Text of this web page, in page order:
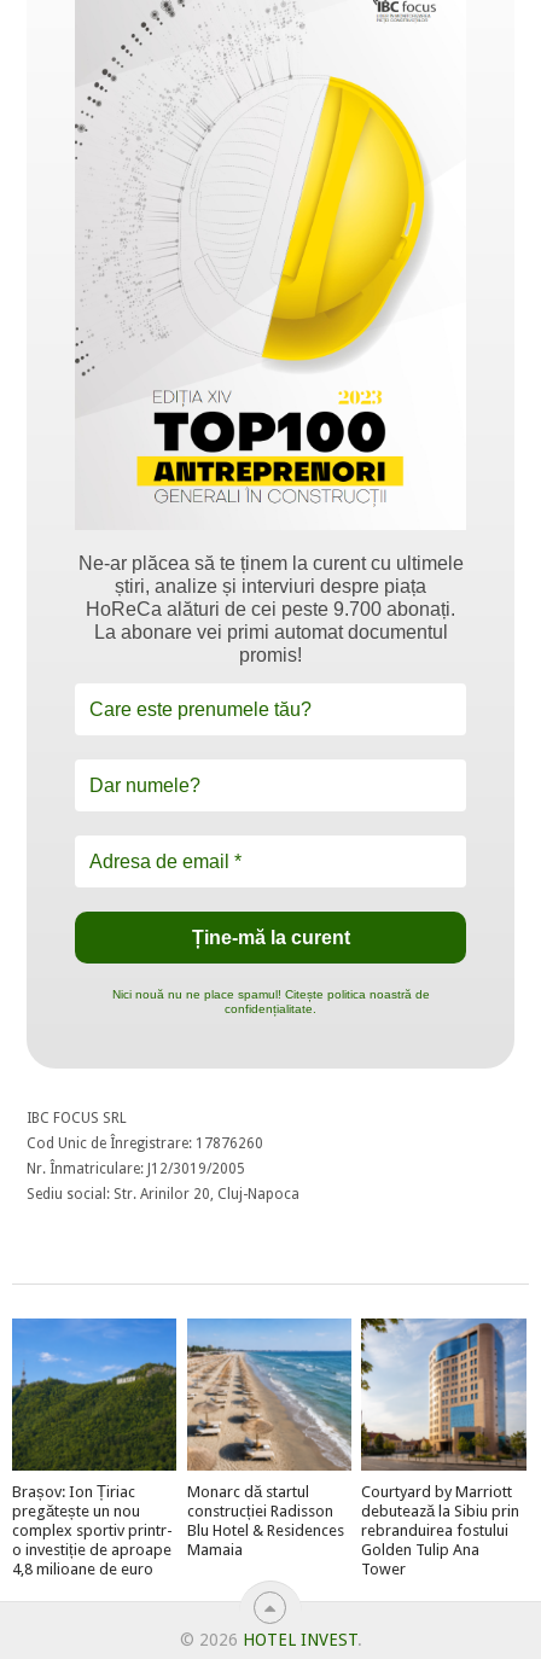
Ne-ar plăcea să te ținem la curent cu ultimele
știri, analize și interviuri despre piața
HoReCa alături de cei peste 9.700 abonați.
La abonare vei primi automat documentul
promis!
Nici nouă nu ne place spamul! Citește politica noastră de
confidențialitate.
IBC FOCUS SRL
Cod Unic de Înregistrare: 17876260
Nr. Înmatriculare: J12/3019/2005
Sediu social: Str. Arinilor 20, Cluj-Napoca
Brașov: Ion Țiriac
pregătește un nou
complex sportiv printr-
o investiție de aproape
4,8 milioane de euro
Monarc dă startul
construcției Radisson
Blu Hotel & Residences
Mamaia
Courtyard by Marriott
debutează la Sibiu prin
rebranduirea fostului
Golden Tulip Ana
Tower
© 2026 HOTEL INVEST.